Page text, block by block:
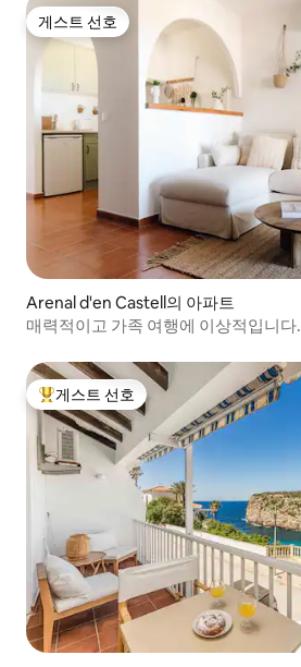
게스트 선호
게스트 선호
Arenal d'en Castell의 아파트
매력적이고 가족 여행에 이상적입니다.
상위 게스트 선호
게스트 선호